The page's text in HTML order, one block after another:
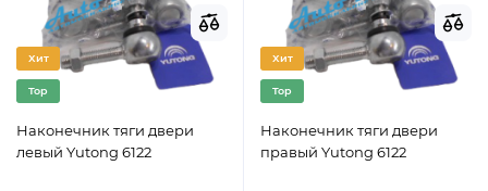
Хит
Top
Наконечник тяги двери
левый Yutong 6122
Хит
Top
Наконечник тяги двери
правый Yutong 6122